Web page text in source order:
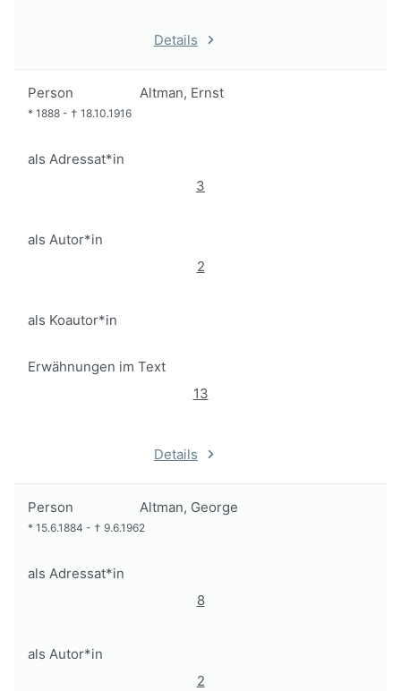
Details
Person Altman, Ernst
* 1888 - † 18.10.1916
als Adressat*in
3
als Autor*in
2
als Koautor*in
Erwähnungen im Text
13
Details
Person Altman, George
* 15.6.1884 - † 9.6.1962
als Adressat*in
8
als Autor*in
2